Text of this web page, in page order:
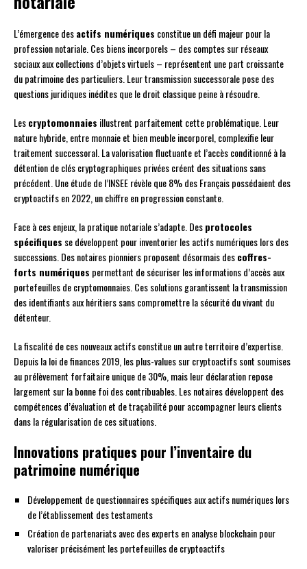
L’émergence desactifs numériques constitue un défi majeur pour la
profession notariale. Ces biens incorporels – des comptes sur réseaux
sociaux aux collections d’objets virtuels – représentent une part croissante
du patrimoine des particuliers. Leur transmission successorale pose des
questions juridiques inédites que le droit classique peine à résoudre.
Lescryptomonnaies illustrent parfaitement cette problématique. Leur
nature hybride, entre monnaie et bien meuble incorporel, complexifie leur
traitement successoral. La valorisation fluctuante et l’accès conditionné à la
détention de clés cryptographiques privées créent des situations sans
précédent. Une étude de l’INSEE révèle que 8% des Français possédaient des
cryptoactifs en 2022, un chiffre en progression constante.
Face à ces enjeux, la pratique notariale s’adapte. Desprotocoles
spécifiques se développent pour inventorier les actifs numériques lors des
successions. Des notaires pionniers proposent désormais descoffres-
forts numériques permettant de sécuriser les informations d’accès aux
portefeuilles de cryptomonnaies. Ces solutions garantissent la transmission
des identifiants aux héritiers sans compromettre la sécurité du vivant du
détenteur.
La fiscalité de ces nouveaux actifs constitue un autre territoire d’expertise.
Depuis la loi de finances 2019, les plus-values sur cryptoactifs sont soumises
au prélèvement forfaitaire unique de 30%, mais leur déclaration repose
largement sur la bonne foi des contribuables. Les notaires développent des
compétences d’évaluation et de traçabilité pour accompagner leurs clients
dans la régularisation de ces situations.
Innovations pratiques pour l’inventaire du
patrimoine numérique
Développement de questionnaires spécifiques aux actifs numériques lors
de l’établissement des testaments
Création de partenariats avec des experts en analyse blockchain pour
valoriser précisément les portefeuilles de cryptoactifs